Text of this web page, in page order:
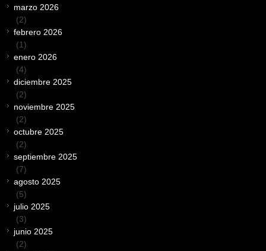
marzo 2026
(2)
febrero 2026
(1)
enero 2026
(4)
diciembre 2025
(2)
noviembre 2025
(2)
octubre 2025
(2)
septiembre 2025
(7)
agosto 2025
(5)
julio 2025
(3)
junio 2025
(2)